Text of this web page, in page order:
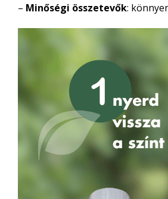
– Minőségi összetevők: